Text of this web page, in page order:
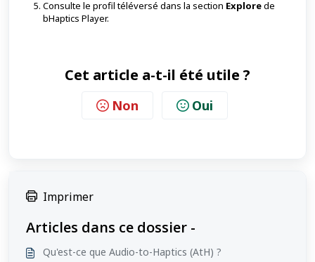
Consulte le profil téléversé dans la section Explorede
bHaptics Player.
Cet article a-t-il été utile ?
Non Oui
Imprimer
Articles dans ce dossier -
Qu'est-ce que Audio-to-Haptics (AtH) ?